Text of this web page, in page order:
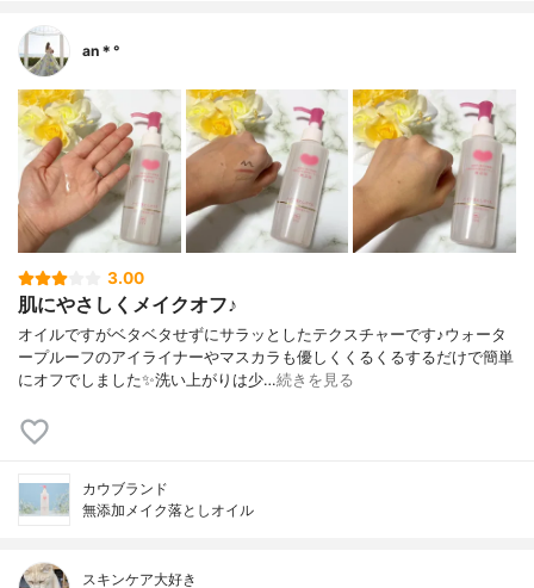
an＊°
3.00
肌にやさしくメイクオフ♪
オイルですがベタベタせずにサラッとしたテクスチャーです♪ウォータ
ープルーフのアイライナーやマスカラも優しくくるくるするだけで簡単
にオフでしました✨洗い上がりは少…続きを見る
カウブランド
無添加メイク落としオイル
スキンケア大好き